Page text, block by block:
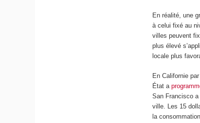
En réalité, une
à celui fixé au
villes peuvent
plus élevé
locale plus
En Californie
État a
San Francisco
ville. Les 15
la